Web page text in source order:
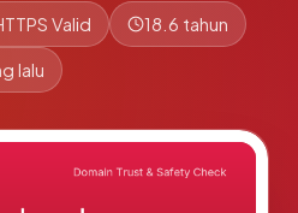
Valid 18.6 tahun
lalu